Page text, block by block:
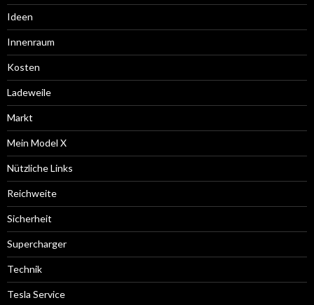
Ideen
Innenraum
Kosten
Ladeweile
Markt
Mein Model X
Nützliche Links
Reichweite
Sicherheit
Supercharger
Technik
Tesla Service